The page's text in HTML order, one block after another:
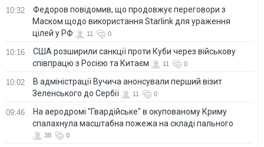
10:32
Федоров повідомив, що продовжує переговори з
Маском щодо використання Starlink для ураження
цілей у РФ
11 0
10:16
США розширили санкції проти Куби через військову
співпрацю з Росією та Китаєм
11 0
10:02
В адміністрації Вучича анонсували перший візит
Зеленського до Сербії
11 0
09:46
На аеродромі "Гвардійське" в окупованому Криму
спалахнула масштабна пожежа на складі пального
38 0